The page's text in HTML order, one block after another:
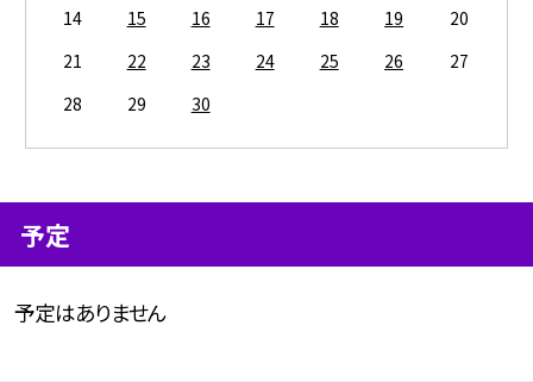
14
15 16 17 18 19
20
21
22 23 24 25 26
27
28
29 30
予定
予定はありません